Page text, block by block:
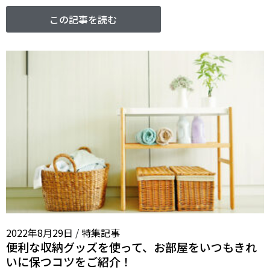
この記事を読む
2022年8月29日 / 特集記事
便利な収納グッズを使って、お部屋をいつもきれ
いに保つコツをご紹介！